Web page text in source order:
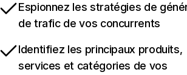
Espionnez les stratégies de
de trafic de vos concurrents
Identifiez les principaux produits,
services et catégories de vos